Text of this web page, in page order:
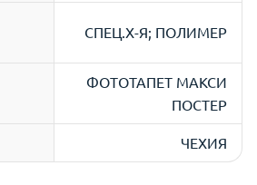
СПЕЦ.Х-Я; ПОЛИМЕР
ФОТОТАПЕТ МАКСИ
ПОСТЕР
ЧЕХИЯ